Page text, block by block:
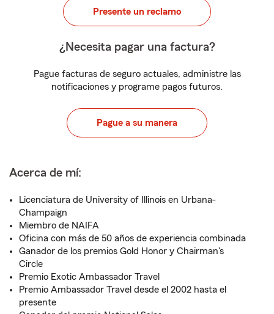
Presente un reclamo
¿Necesita pagar una factura?
Pague facturas de seguro actuales, administre las
notificaciones y programe pagos futuros.
Pague a su manera
Acerca de mí:
Licenciatura de University of Illinois en Urbana-
Champaign
Miembro de NAIFA
Oficina con más de 50 años de experiencia combinada
Ganador de los premios Gold Honor y Chairman's
Circle
Premio Exotic Ambassador Travel
Premio Ambassador Travel desde el 2002 hasta el
presente